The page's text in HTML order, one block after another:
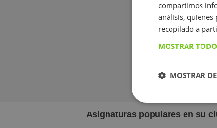
Pilar García-
Asignaturas populares en su
compartimos
análisis,
recopilado a
MOSTRAR
MOSTRAR